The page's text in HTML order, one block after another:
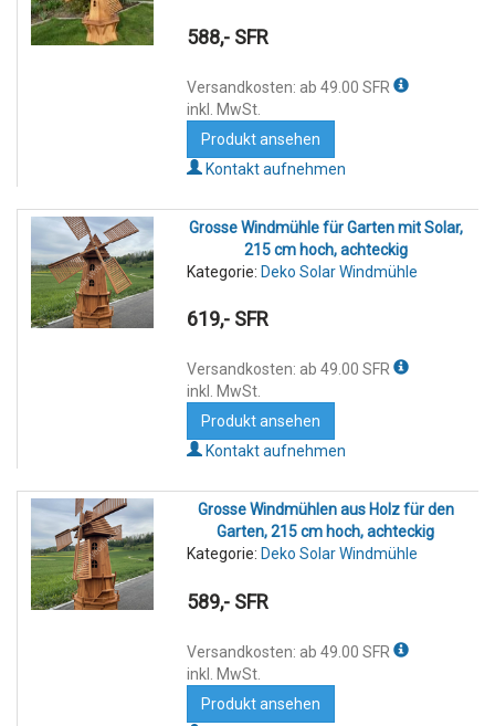
588,- SFR
Versandkosten: ab 49.00 SFR
inkl. MwSt.
Produkt ansehen
Kontakt aufnehmen
Grosse Windmühle für Garten mit Solar,
215 cm hoch, achteckig
Kategorie: Deko Solar Windmühle
619,- SFR
Versandkosten: ab 49.00 SFR
inkl. MwSt.
Produkt ansehen
Kontakt aufnehmen
Grosse Windmühlen aus Holz für den
Garten, 215 cm hoch, achteckig
Kategorie: Deko Solar Windmühle
589,- SFR
Versandkosten: ab 49.00 SFR
inkl. MwSt.
Produkt ansehen